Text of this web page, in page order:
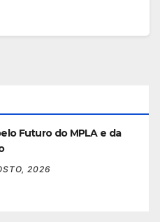
Futuro do MPLA e da
2026